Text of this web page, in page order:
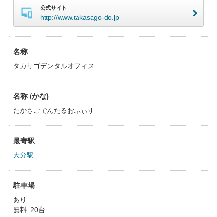
公式サイト
http://www.takasago-do.jp
名称
タカサゴデンタルオフィス
名称 (かな)
たかさごでんたるおふぃす
最寄駅
大分駅
駐車場
あり
無料: 20台